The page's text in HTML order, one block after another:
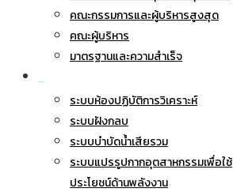
คณะกรรมการและผู้บริหารสูงสุด
คณะผู้บริหาร
มาตรฐานและความสำเร็จ
ระบบห้องปฏิบัติการวิเคราะห์
ระบบฝังกลบ
ระบบบำบัดน้ำเสียรวม
ระบบแปรรูปกากอุตสาหกรรมเพื่อใช้
ประโยชน์ด้านพลังงาน